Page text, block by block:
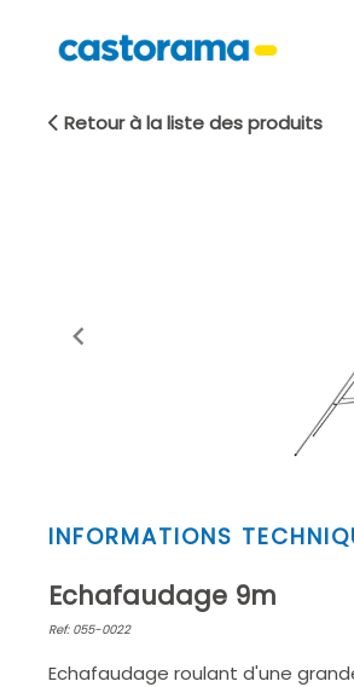
Retour à la liste des produits
Item
of
2
INFORMATIONS
Echafaudage 9m
Ref: 055-0022
Echafaudage roulant d'une